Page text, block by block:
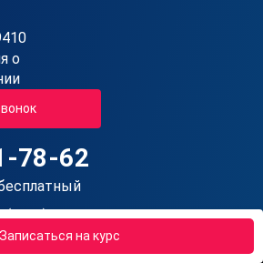
Записаться на курс
о
78-62
(МСК)